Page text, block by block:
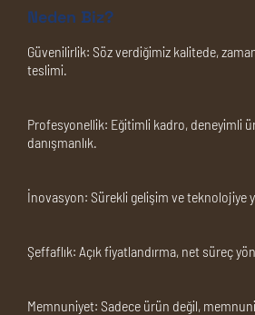
Neden Biz?
Güvenilirlik: Söz verdiğimiz kalitede,
teslimi.
Profesyonellik: Eğitimli kadro, deneyimli
danışmanlık.
İnovasyon: Sürekli gelişim ve teknolojiye
Şeffaflık: Açık fiyatlandırma, net süreç
Memnuniyet: Sadece ürün değil,